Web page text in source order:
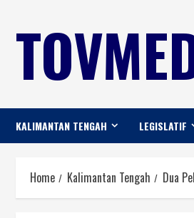
KALIMANTAN TENGAH LEGISLATIF
Home Kalimantan Tengah Dua